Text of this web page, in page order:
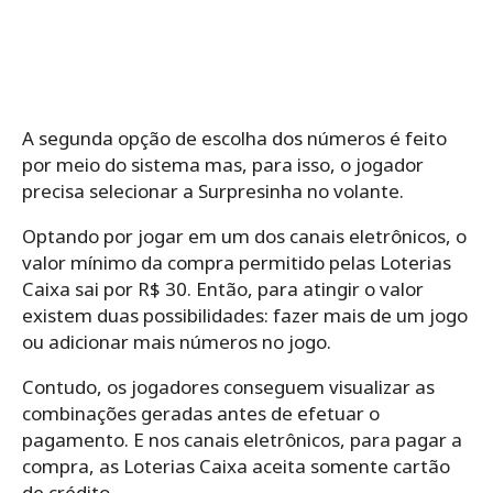
A segunda opção de escolha dos números é feito
por meio do sistema mas, para isso, o jogador
precisa selecionar a Surpresinha no volante.
Optando por jogar em um dos canais eletrônicos, o
valor mínimo da compra permitido pelas Loterias
Caixa sai por R$ 30. Então, para atingir o valor
existem duas possibilidades: fazer mais de um jogo
ou adicionar mais números no jogo.
Contudo, os jogadores conseguem visualizar as
combinações geradas antes de efetuar o
pagamento. E nos canais eletrônicos, para pagar a
compra, as Loterias Caixa aceita somente cartão